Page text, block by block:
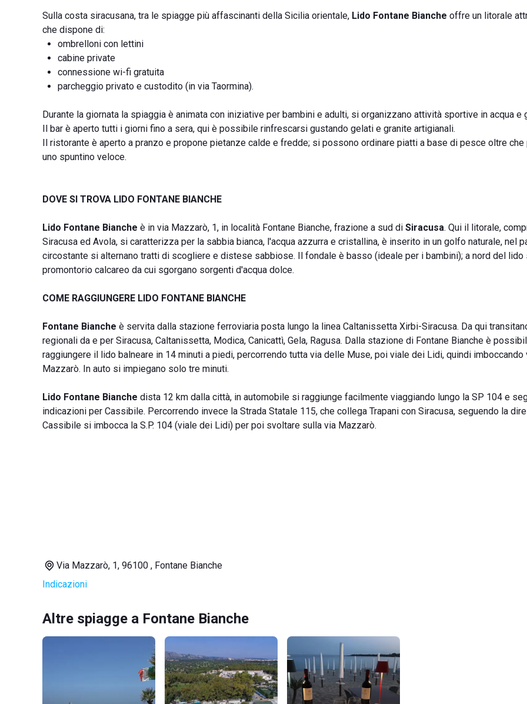
Sulla costa siracusana, tra le spiagge più affascinanti della Sicilia orientale, Lido Fontane Bianche offre un litorale
che dispone di:
ombrelloni con lettini
cabine private
connessione wi-fi gratuita
parcheggio privato e custodito (in via Taormina).
Durante la giornata la spiaggia è animata con iniziative per bambini e adulti, si organizzano attività sportive in acqua e
Il bar è aperto tutti i giorni fino a sera, qui è possibile rinfrescarsi gustando gelati e granite artigianali.
Il ristorante è aperto a pranzo e propone pietanze calde e fredde; si possono ordinare piatti a base di pesce oltre che
uno spuntino veloce.
DOVE SI TROVA LIDO FONTANE BIANCHE
Lido Fontane Bianche è in via Mazzarò, 1, in località Fontane Bianche, frazione a sud di Siracusa. Qui il litorale,
Siracusa ed Avola, si caratterizza per la sabbia bianca, l'acqua azzurra e cristallina, è inserito in un golfo naturale, nel
circostante si alternano tratti di scogliere e distese sabbiose. Il fondale è basso (ideale per i bambini); a nord del lido
promontorio calcareo da cui sgorgano sorgenti d'acqua dolce.
COME RAGGIUNGERE LIDO FONTANE BIANCHE
Fontane Bianche è servita dalla stazione ferroviaria posta lungo la linea Caltanissetta Xirbi-Siracusa. Da qui
regionali da e per Siracusa, Caltanissetta, Modica, Canicattì, Gela, Ragusa. Dalla stazione di Fontane Bianche è
raggiungere il lido balneare in 14 minuti a piedi, percorrendo tutta via delle Muse, poi viale dei Lidi, quindi imboccando
Mazzarò. In auto si impiegano solo tre minuti.
Lido Fontane Bianche dista 12 km dalla città, in automobile si raggiunge facilmente viaggiando lungo la SP 104 e
indicazioni per Cassibile. Percorrendo invece la Strada Statale 115, che collega Trapani con Siracusa, seguendo la
Cassibile si imbocca la S.P. 104 (viale dei Lidi) per poi svoltare sulla via Mazzarò.
Via Mazzarò, 1, 96100 , Fontane Bianche
Indicazioni
Altre spiagge a Fontane Bianche